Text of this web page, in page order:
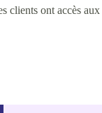
ont accès